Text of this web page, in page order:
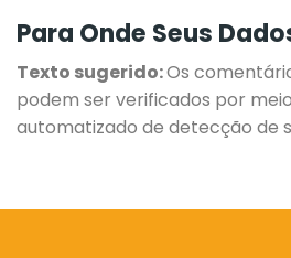
Para Onde Seus
Texto sugerido:Os
podem ser verificados por
automatizado de detecção de